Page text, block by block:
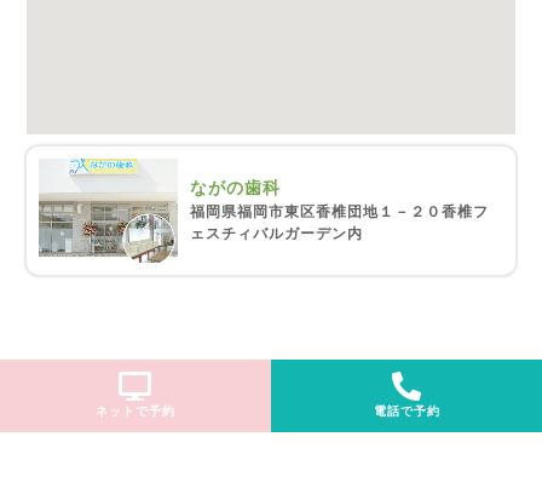
ながの歯科
福岡県福岡市東区香椎団地１－２０香椎フ
ェスチィバルガーデン内
ネットで予約 電話で予約